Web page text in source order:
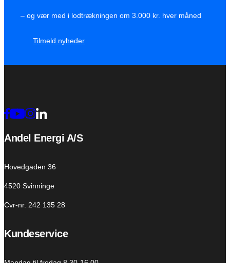
– og vær med i lodtrækningen om 3.000 kr. hver måned
Tilmeld nyheder
Andel Energi A/S
Hovedgaden 36
4520 Svinninge
Cvr-nr. 242 135 28
Kundeservice